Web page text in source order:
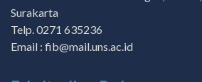
Surakarta
Telp. 0271 635236
Email : fib@mail.uns.ac.id